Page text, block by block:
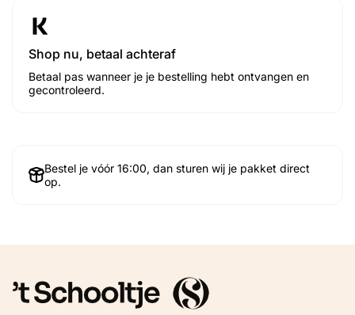
Shop nu, betaal achteraf
Betaal pas wanneer je je bestelling hebt ontvangen en
gecontroleerd.
Bestel je vóór 16:00, dan sturen wij je pakket direct
op.